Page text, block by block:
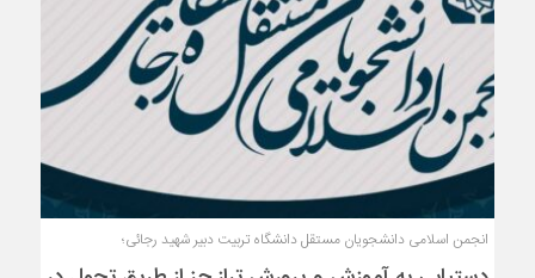
انجمن اسلامی دانشجویان مستقل دانشگاه تربیت دبیر شهید رجائی؛